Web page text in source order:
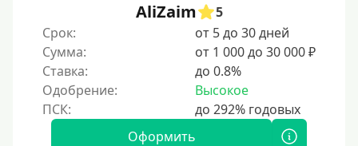
AliZaim
5
Срок:
от 5 до 30 дней
Сумма:
от 1 000 до 30 000 ₽
Ставка:
до 0.8%
Одобрение:
Высокое
Оформить